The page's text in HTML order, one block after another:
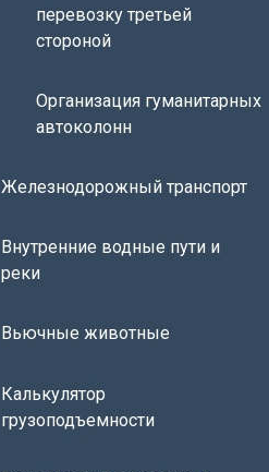
перевозку третьей
стороной
Организация гуманитарных
автоколонн
Железнодорожный транспорт
Внутренние водные пути и
реки
Вьючные животные
Калькулятор
грузоподъемности